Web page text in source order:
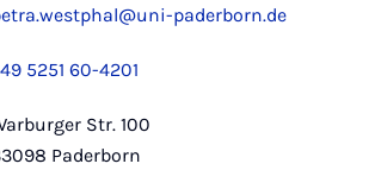
paderborn.de
5251 60-4201
Str. 100
Paderborn